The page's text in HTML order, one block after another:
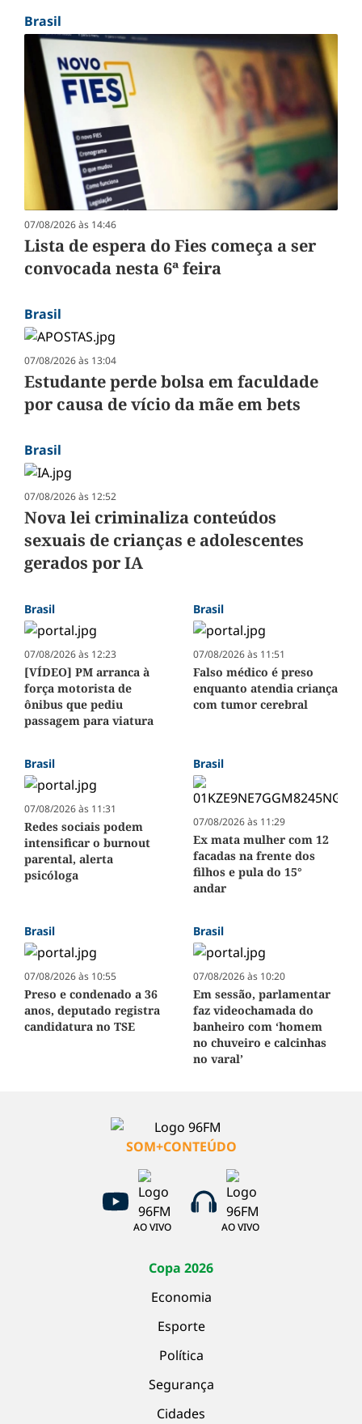
Brasil
07/08/2026 às 14:46
Lista de espera do Fies começa a ser
convocada nesta 6ª feira
Brasil
07/08/2026 às 13:04
Estudante perde bolsa em faculdade
por causa de vício da mãe em bets
Brasil
07/08/2026 às 12:52
Nova lei criminaliza conteúdos
sexuais de crianças e adolescentes
gerados por IA
Brasil
07/08/2026 às 12:23
[VÍDEO] PM arranca à
força motorista de
ônibus que pediu
passagem para viatura
Brasil
07/08/2026 às 11:51
Falso médico é preso
enquanto atendia criança
com tumor cerebral
Brasil
07/08/2026 às 11:31
Redes sociais podem
intensificar o burnout
parental, alerta
psicóloga
Brasil
07/08/2026 às 11:29
Ex mata mulher com 12
facadas na frente dos
filhos e pula do 15°
andar
Brasil
07/08/2026 às 10:55
Preso e condenado a 36
anos, deputado registra
candidatura no TSE
Brasil
07/08/2026 às 10:20
Em sessão, parlamentar
faz videochamada do
banheiro com ‘homem
no chuveiro e calcinhas
no varal’
SOM+CONTEÚDO
AO VIVO AO VIVO
Copa 2026
Economia
Esporte
Política
Segurança
Cidades